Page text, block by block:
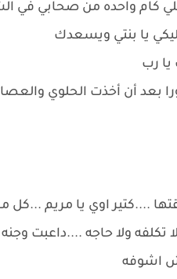
كام واحده من صحابي في
يا بنتي ويسعدك
يا رب
بعد أن أخذت الحلوي
....كتير اوي يا مريم
تكلفه ولا حاجه ....داعبت
اشوفه